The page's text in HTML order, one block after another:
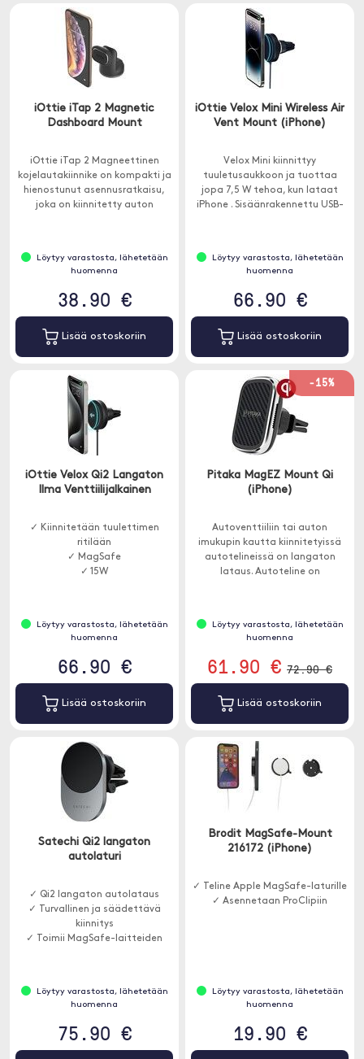
iOttie iTap 2 Magnetic
Dashboard Mount
iOttie iTap 2 Magneettinen
kojelautakiinnike on kompakti ja
hienostunut asennusratkaisu,
joka on kiinnitetty auton
Löytyy varastosta, lähetetään
huomenna
38.90 €
Lisää ostoskoriin
iOttie Velox Mini Wireless Air
Vent Mount (iPhone)
Velox Mini kiinnittyy
tuuletusaukkoon ja tuottaa
jopa 7,5 W tehoa, kun lataat
iPhone . Sisäänrakennettu USB-
Löytyy varastosta, lähetetään
huomenna
66.90 €
Lisää ostoskoriin
iOttie Velox Qi2 Langaton
Ilma Venttiilijalkainen
✓ Kiinnitetään tuulettimen
ritilään
✓ MagSafe
✓ 15W
Löytyy varastosta, lähetetään
huomenna
66.90 €
Lisää ostoskoriin
-15%
Pitaka MagEZ Mount Qi
(iPhone)
Autoventtiiliin tai auton
imukupin kautta kiinnitetyissä
autotelineissä on langaton
lataus. Autoteline on
Löytyy varastosta, lähetetään
huomenna
61.90 € 72.90 €
Lisää ostoskoriin
Satechi Qi2 langaton
autolaturi
✓ Qi2 langaton autolataus
✓ Turvallinen ja säädettävä
kiinnitys
✓ Toimii MagSafe-laitteiden
Löytyy varastosta, lähetetään
huomenna
75.90 €
Brodit MagSafe-Mount
216172 (iPhone)
✓ Teline Apple MagSafe-laturille
✓ Asennetaan ProClipiin
Löytyy varastosta, lähetetään
huomenna
19.90 €